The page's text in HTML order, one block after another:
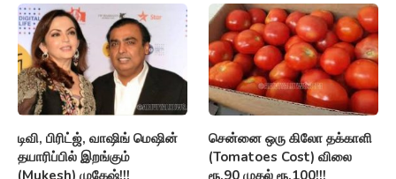
டிவி, பிரிட்ஜ், வாஷிங் மெஷின்
தயாரிப்பில் இறங்கும்
சென்னை ஒரு கிலோ தக்காளி
(Tomatoes Cost) விலை